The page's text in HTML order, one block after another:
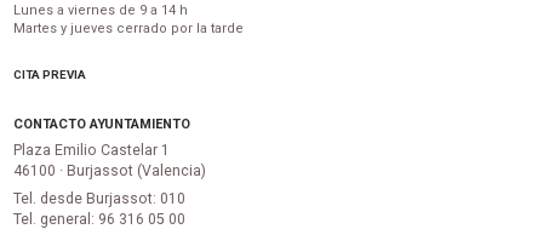
Lunes a viernes de 9 a 14 h
Martes y jueves cerrado por la tarde
CITA PREVIA
CONTACTO AYUNTAMIENTO
Plaza Emilio Castelar 1
46100 · Burjassot (Valencia)
Tel. desde Burjassot: 010
Tel. general: 96 316 05 00